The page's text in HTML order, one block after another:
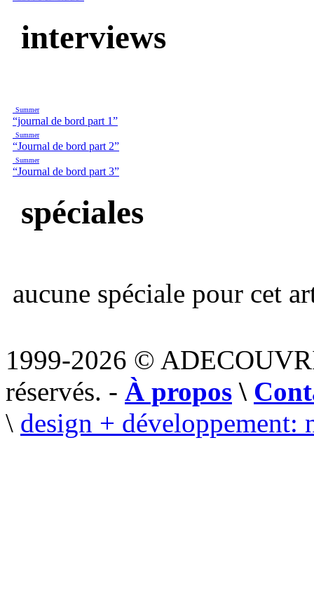
interviews
Summer
“journal de bord part 1”
Summer
“Journal de bord part 2”
Summer
“Journal de bord part 3”
spéciales
aucune spéciale pour cet
1999-2026 ©
réservés. - À propos \
\ design + développement: